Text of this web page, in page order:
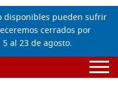
disponibles pueden sufrir
cerrados por
al 23 de agosto.